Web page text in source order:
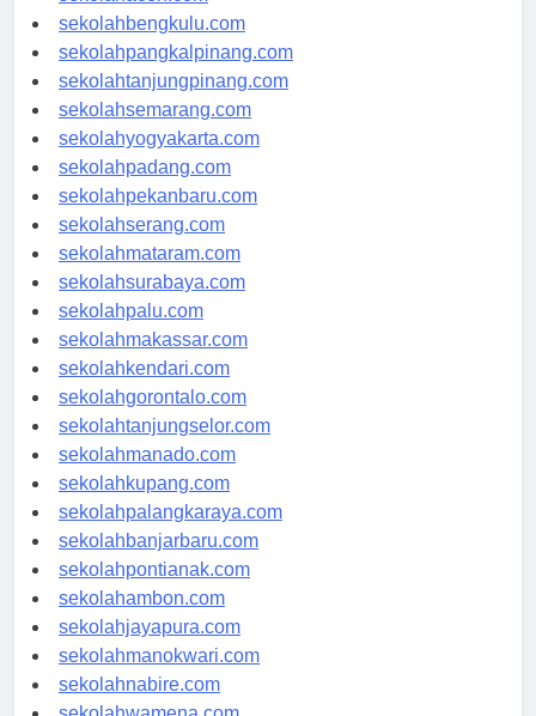
sekolahaceh.com
sekolahbengkulu.com
sekolahpangkalpinang.com
sekolahtanjungpinang.com
sekolahsemarang.com
sekolahyogyakarta.com
sekolahpadang.com
sekolahpekanbaru.com
sekolahserang.com
sekolahmataram.com
sekolahsurabaya.com
sekolahpalu.com
sekolahmakassar.com
sekolahkendari.com
sekolahgorontalo.com
sekolahtanjungselor.com
sekolahmanado.com
sekolahkupang.com
sekolahpalangkaraya.com
sekolahbanjarbaru.com
sekolahpontianak.com
sekolahambon.com
sekolahjayapura.com
sekolahmanokwari.com
sekolahnabire.com